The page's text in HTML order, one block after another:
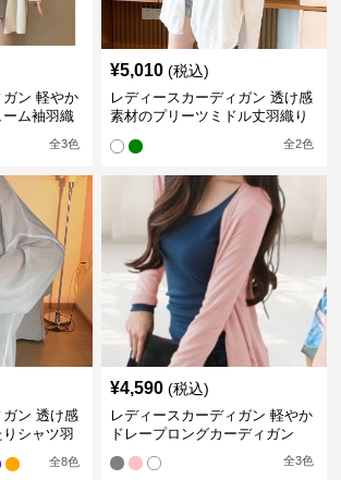
ガン 軽やか
ム袖羽織
全3色
¥5,010 (税込)
レディースカーディガン 透け感
素材のプリーツミドル丈羽織り
全2色
ガン 透け感
シャツ羽
全8色
¥4,590 (税込)
レディースカーディガン 軽やか
ドレープロングカーディガン
全3色